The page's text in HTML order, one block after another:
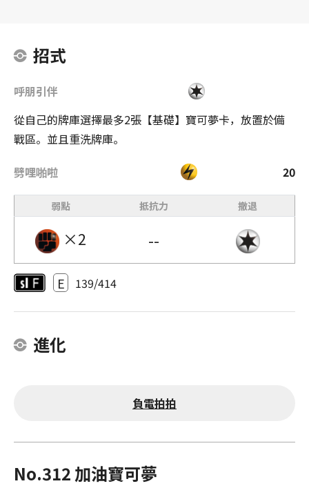
招式
呼朋引伴
從自己的牌庫選擇最多2張【基礎】寶可夢卡，放置於備
戰區。並且重洗牌庫。
劈哩啪啦
20
弱點 抵抗力 撤退
×2 --
E 139/414
進化
負電拍拍
No.312 加油寶可夢